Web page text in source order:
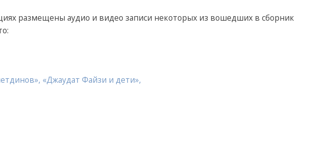
размещены аудио и видео записи некоторых из вошедших в сборник
«Джаудат Файзи и дети»,